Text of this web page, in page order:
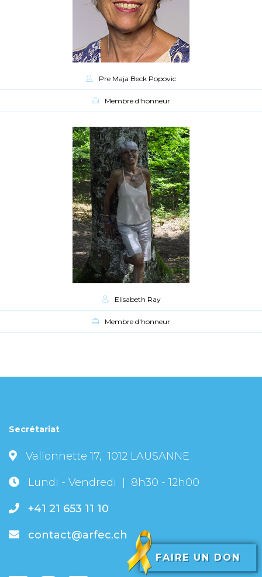
Pre Maja Beck Popovic
Membre d'honneur
Elisabeth Ray
Membre d'honneur
Secrétariat
Vallonnette 17, 1012 LAUSANNE
Lundi - Vendredi | 8h30 - 12h00
+41 21 653 11 10
contact@arfec.ch
FAIRE UN DON